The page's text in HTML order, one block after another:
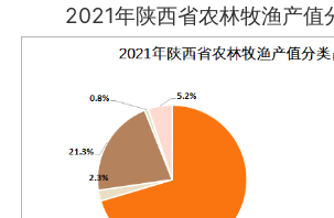
2021年陕西省农林牧渔产值